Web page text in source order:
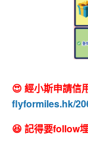
😍 經小斯申請信
flyformiles.hk/
😆 記得要follow